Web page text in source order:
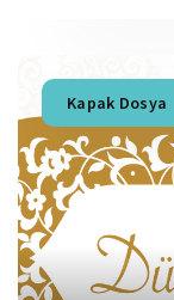
Kapak Dosya